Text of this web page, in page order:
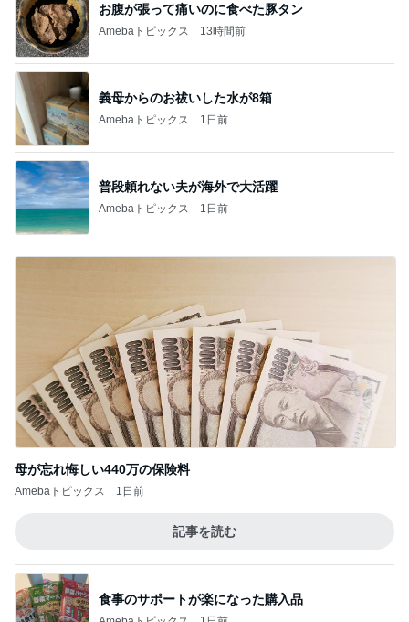
お腹が張って痛いのに食べた豚タン
Amebaトピックス 13時間前
義母からのお祓いした水が8箱
Amebaトピックス 1日前
普段頼れない夫が海外で大活躍
Amebaトピックス 1日前
母が忘れ悔しい440万の保険料
Amebaトピックス 1日前
記事を読む
食事のサポートが楽になった購入品